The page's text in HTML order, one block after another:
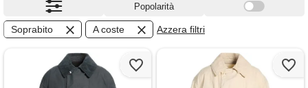
Popolarità
Soprabito A coste Azzera filtri